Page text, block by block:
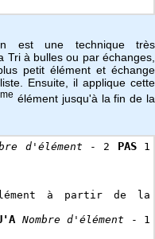
est une technique très
Tri à bulles ou par échanges,
petit élément et échange
Ensuite, il applique cette
élément jusqu'à la fin de la
d'élément - 2 PAS1
à partir de la
Nombre d'élément - 1